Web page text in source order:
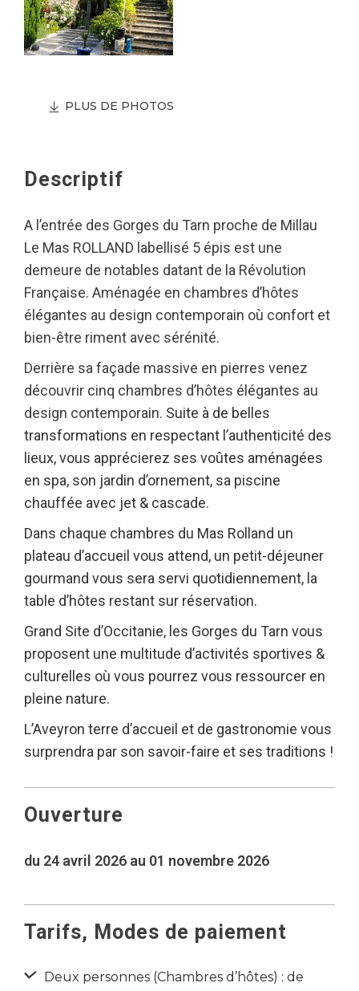
PLUS DE PHOTOS
Descriptif
A l’entrée des Gorges du Tarn proche de Millau
Le Mas ROLLAND labellisé 5 épis est une
demeure de notables datant de la Révolution
Française. Aménagée en chambres d’hôtes
élégantes au design contemporain où confort et
bien-être riment avec sérénité.
Derrière sa façade massive en pierres venez
découvrir cinq chambres d’hôtes élégantes au
design contemporain. Suite à de belles
transformations en respectant l’authenticité des
lieux,vous apprécierez ses voûtes aménagées
en spa, son jardin d’ornement, sa piscine
chauffée avec jet & cascade.
Dans chaque chambres du Mas Rolland un
plateau d’accueil vous attend, un petit-déjeuner
gourmand vous sera servi quotidiennement, la
table d’hôtes restant sur réservation.
Grand Site d’Occitanie, les Gorges du Tarn vous
proposent une multitude d’activités sportives &
culturelles où vous pourrez vous ressourcer en
pleine nature.
L’Aveyron terre d’accueil et de gastronomie vous
surprendra par son savoir-faire et ses traditions !
Ouverture
du 24 avril 2026 au 01 novembre 2026
Tarifs, Modes de paiement
Deux personnes (Chambres d’hôtes) : de